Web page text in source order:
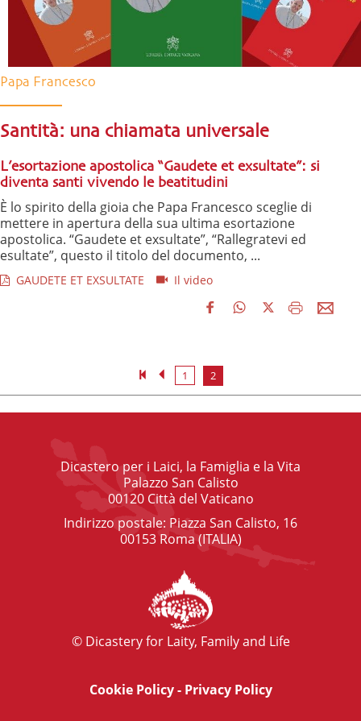
Papa Francesco
Santità: una chiamata universale
L’esortazione apostolica “Gaudete et exsultate”: si
diventa santi vivendo le beatitudini
È lo spirito della gioia che Papa Francesco sceglie di
mettere in apertura della sua ultima esortazione
apostolica. “Gaudete et exsultate”, “Rallegratevi ed
esultate”, questo il titolo del documento, ...
GAUDETE ET EXSULTATE Il video
1 2
Dicastero per i Laici, la Famiglia e la Vita
Palazzo San Calisto
00120 Città del Vaticano
Indirizzo postale: Piazza San Calisto, 16
00153 Roma (ITALIA)
© Dicastery for Laity, Family and Life
Cookie Policy- Privacy Policy